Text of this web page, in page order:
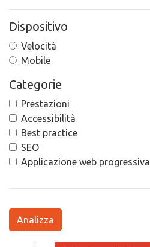
Dispositivo
Velocità
Mobile
Categorie
Prestazioni
Accessibilità
Best practice
SEO
Applicazione web progressiva
Analizza